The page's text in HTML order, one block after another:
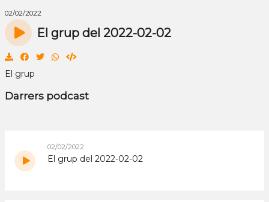
02/02/2022
El grup del 2022-02-02
El grup
Darrers podcast
02/02/2022
El grup del 2022-02-02